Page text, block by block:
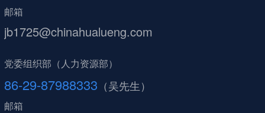
党委组织部（人力资源部）
86-29-87988333 （吴先生）
邮箱
邮箱
jb1725@chinahualueng.com